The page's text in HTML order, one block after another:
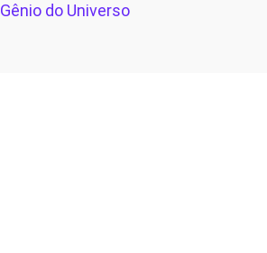
Gênio do Universo